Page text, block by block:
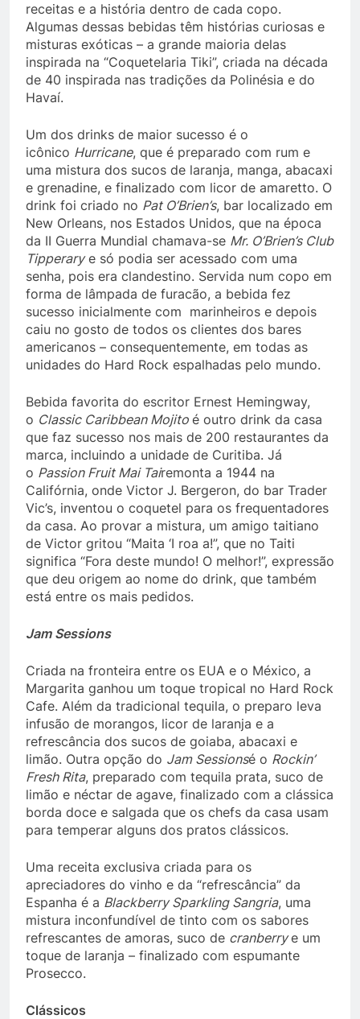
receitas e a história dentro de cada copo.
Algumas dessas bebidas têm histórias curiosas e
misturas exóticas – a grande maioria delas
inspirada na “Coquetelaria Tiki”, criada na década
de 40 inspirada nas tradições da Polinésia e do
Havaí.
Um dos drinks de maior sucesso é o
icônico Hurricane, que é preparado com rum e
uma mistura dos sucos de laranja, manga, abacaxi
e grenadine, e finalizado com licor de amaretto. O
drink foi criado no Pat O’Brien’s, bar localizado em
New Orleans, nos Estados Unidos, que na época
da II Guerra Mundial chamava-se Mr. O’Brien’s Club
Tipperarye só podia ser acessado com uma
senha, pois era clandestino. Servida num copo em
forma de lâmpada de furacão, a bebida fez
sucesso inicialmente com marinheiros e depois
caiu no gosto de todos os clientes dos bares
americanos – consequentemente, em todas as
unidades do Hard Rock espalhadas pelo mundo.
Bebida favorita do escritor Ernest Hemingway,
o Classic Caribbean Mojito é outro drink da casa
que faz sucesso nos mais de 200 restaurantes da
marca, incluindo a unidade de Curitiba. Já
o Passion Fruit Mai Tairemonta a 1944 na
Califórnia, onde Victor J. Bergeron, do bar Trader
Vic’s, inventou o coquetel para os frequentadores
da casa. Ao provar a mistura, um amigo taitiano
de Victor gritou “Maita ‘I roa a!”, que no Taiti
significa “Fora deste mundo! O melhor!”, expressão
que deu origem ao nome do drink, que também
está entre os mais pedidos.
Jam Sessions
Criada na fronteira entre os EUA e o México, a
Margarita ganhou um toque tropical no Hard Rock
Cafe. Além da tradicional tequila, o preparo leva
infusão de morangos, licor de laranja e a
refrescância dos sucos de goiaba, abacaxi e
limão. Outra opção do Jam Sessionsé o Rockin’
Fresh Rita, preparado com tequila prata, suco de
limão e néctar de agave, finalizado com a clássica
borda doce e salgada que os chefs da casa usam
para temperar alguns dos pratos clássicos.
Uma receita exclusiva criada para os
apreciadores do vinho e da “refrescância” da
Espanha é a Blackberry Sparkling Sangria, uma
mistura inconfundível de tinto com os sabores
refrescantes de amoras, suco de cranberrye um
toque de laranja – finalizado com espumante
Prosecco.
Clássicos